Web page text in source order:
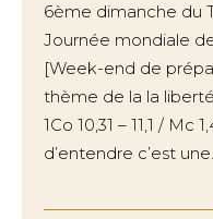
6ème dimanche du
Journée mondiale
[Week-end de
thème de la la
1Co 10,31 – 11,1 / Mc
d’entendre c’est